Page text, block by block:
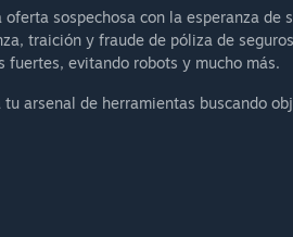
oferta sospechosa con la esperanza
traición y fraude de póliza de
fuertes, evitando robots y mucho más.
arsenal de herramientas buscando